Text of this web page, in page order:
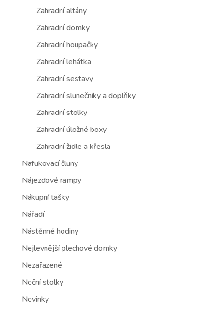
Zahradní altány
Zahradní domky
Zahradní houpačky
Zahradní lehátka
Zahradní sestavy
Zahradní slunečníky a doplňky
Zahradní stolky
Zahradní úložné boxy
Zahradní židle a křesla
Nafukovací čluny
Nájezdové rampy
Nákupní tašky
Nářadí
Nástěnné hodiny
Nejlevnější plechové domky
Nezařazené
Noční stolky
Novinky